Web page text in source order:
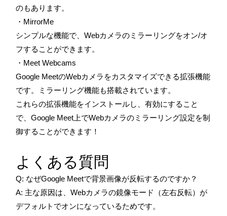
のもあります。
・MirrorMe
シンプルな機能で、Webカメラのミラーリングをオン/オ
フすることができます。
・Meet Webcams
Google MeetのWebカメラをカスタマイズできる拡張機能
です。ミラーリング機能も搭載されています。
これらの拡張機能をインストールし、有効にすること
で、Google Meet上でWebカメラのミラーリング設定を制
御することができます！
よくある質問
Q: なぜGoogle Meetで背景画像が反転するのですか？
A: 主な原因は、Webカメラの鏡像モード（左右反転）が
デフォルトでオンになっているためです。